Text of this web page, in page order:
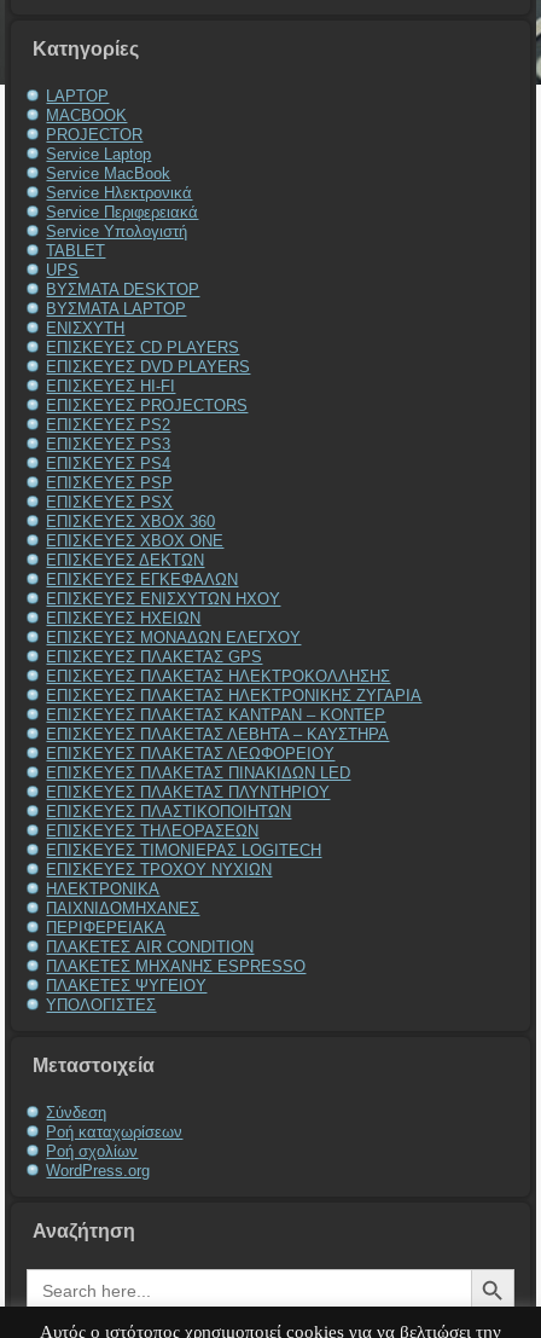
Kατηγορίες
LAPTOP
MACBOOK
PROJECTOR
Service Laptop
Service MacBook
Service Ηλεκτρονικά
Service Περιφερειακά
Service Υπολογιστή
TABLET
UPS
ΒΥΣΜΑΤΑ DESKTOP
ΒΥΣΜΑΤΑ LAPTOP
ΕΝΙΣΧΥΤΗ
ΕΠΙΣΚΕΥΕΣ CD PLAYERS
ΕΠΙΣΚΕΥΕΣ DVD PLAYERS
ΕΠΙΣΚΕΥΕΣ HI-FI
ΕΠΙΣΚΕΥΕΣ PROJECTORS
ΕΠΙΣΚΕΥΕΣ PS2
ΕΠΙΣΚΕΥΕΣ PS3
ΕΠΙΣΚΕΥΕΣ PS4
ΕΠΙΣΚΕΥΕΣ PSP
ΕΠΙΣΚΕΥΕΣ PSX
ΕΠΙΣΚΕΥΕΣ XBOX 360
ΕΠΙΣΚΕΥΕΣ XBOX ONE
ΕΠΙΣΚΕΥΕΣ ΔΕΚΤΩΝ
ΕΠΙΣΚΕΥΕΣ ΕΓΚΕΦΑΛΩΝ
ΕΠΙΣΚΕΥΕΣ ΕΝΙΣΧΥΤΩΝ ΗΧΟΥ
ΕΠΙΣΚΕΥΕΣ ΗΧΕΙΩΝ
ΕΠΙΣΚΕΥΕΣ ΜΟΝΑΔΩΝ ΕΛΕΓΧΟΥ
ΕΠΙΣΚΕΥΕΣ ΠΛΑΚΕΤΑΣ GPS
ΕΠΙΣΚΕΥΕΣ ΠΛΑΚΕΤΑΣ ΗΛΕΚΤΡΟΚΟΛΛΗΣΗΣ
ΕΠΙΣΚΕΥΕΣ ΠΛΑΚΕΤΑΣ ΗΛΕΚΤΡΟΝΙΚΗΣ ΖΥΓΑΡΙΑ
ΕΠΙΣΚΕΥΕΣ ΠΛΑΚΕΤΑΣ ΚΑΝΤΡΑΝ – ΚΟΝΤΕΡ
ΕΠΙΣΚΕΥΕΣ ΠΛΑΚΕΤΑΣ ΛΕΒΗΤΑ – ΚΑΥΣΤΗΡΑ
ΕΠΙΣΚΕΥΕΣ ΠΛΑΚΕΤΑΣ ΛΕΩΦΟΡΕΙΟΥ
ΕΠΙΣΚΕΥΕΣ ΠΛΑΚΕΤΑΣ ΠΙΝΑΚΙΔΩΝ LED
ΕΠΙΣΚΕΥΕΣ ΠΛΑΚΕΤΑΣ ΠΛΥΝΤΗΡΙΟΥ
ΕΠΙΣΚΕΥΕΣ ΠΛΑΣΤΙΚΟΠΟΙΗΤΩΝ
ΕΠΙΣΚΕΥΕΣ ΤΗΛΕΟΡΑΣΕΩΝ
ΕΠΙΣΚΕΥΕΣ ΤΙΜΟΝΙΕΡΑΣ LOGITECH
ΕΠΙΣΚΕΥΕΣ ΤΡΟΧΟΥ ΝΥΧΙΩΝ
ΗΛΕΚΤΡΟΝΙΚΑ
ΠΑΙΧΝΙΔΟΜΗΧΑΝΕΣ
ΠΕΡΙΦΕΡΕΙΑΚΑ
ΠΛΑΚΕΤΕΣ AIR CONDITION
ΠΛΑΚΕΤΕΣ ΜΗΧΑΝΗΣ ESPRESSO
ΠΛΑΚΕΤΕΣ ΨΥΓΕΙΟΥ
ΥΠΟΛΟΓΙΣΤΕΣ
Μεταστοιχεία
Σύνδεση
Ροή καταχωρίσεων
Ροή σχολίων
WordPress.org
Αναζήτηση
Search
for:
Search Button
Αυτός ο ιστότοπος χρησιμοποιεί cookies για να βελτιώσει την